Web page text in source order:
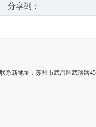
分享到：
联系新地址：苏州市武昌区武珞路